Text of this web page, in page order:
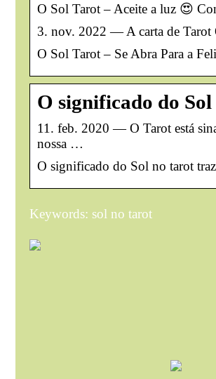
O Sol Tarot – Aceite a luz 😍
3. nov. 2022 — A carta de Tarot
O Sol Tarot – Se Abra Para a
O significado do
11. feb. 2020 — O Tarot está
nossa …
O significado do Sol no tarot
Keywords: sol no tarot